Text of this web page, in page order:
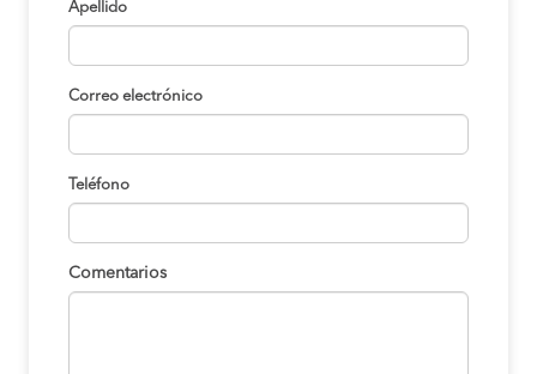
Apellido
Correo electrónico
Teléfono
Comentarios